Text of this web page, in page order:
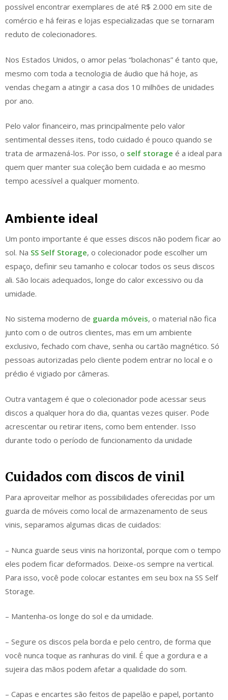
possível encontrar exemplares de até R$ 2.000 em site de
comércio e há feiras e lojas especializadas que se tornaram
reduto de colecionadores.
Nos Estados Unidos, o amor pelas “bolachonas” é tanto que,
mesmo com toda a tecnologia de áudio que há hoje, as
vendas chegam a atingir a casa dos 10 milhões de unidades
por ano.
Pelo valor financeiro, mas principalmente pelo valor
sentimental desses itens, todo cuidado é pouco quando se
trata de armazená-los. Por isso, o self storage é a ideal para
quem quer manter sua coleção bem cuidada e ao mesmo
tempo acessível a qualquer momento.
Ambiente ideal
Um ponto importante é que esses discos não podem ficar ao
sol. Na SS Self Storage, o colecionador pode escolher um
espaço, definir seu tamanho e colocar todos os seus discos
ali. São locais adequados, longe do calor excessivo ou da
umidade.
No sistema moderno de guarda móveis, o material não fica
junto com o de outros clientes, mas em um ambiente
exclusivo, fechado com chave, senha ou cartão magnético. Só
pessoas autorizadas pelo cliente podem entrar no local e o
prédio é vigiado por câmeras.
Outra vantagem é que o colecionador pode acessar seus
discos a qualquer hora do dia, quantas vezes quiser. Pode
acrescentar ou retirar itens, como bem entender. Isso
durante todo o período de funcionamento da unidade
Cuidados com discos de vinil
Para aproveitar melhor as possibilidades oferecidas por um
guarda de móveis como local de armazenamento de seus
vinis, separamos algumas dicas de cuidados:
– Nunca guarde seus vinis na horizontal, porque com o tempo
eles podem ficar deformados. Deixe-os sempre na vertical.
Para isso, você pode colocar estantes em seu box na SS Self
Storage.
– Mantenha-os longe do sol e da umidade.
– Segure os discos pela borda e pelo centro, de forma que
você nunca toque as ranhuras do vinil. É que a gordura e a
sujeira das mãos podem afetar a qualidade do som.
– Capas e encartes são feitos de papelão e papel, portanto